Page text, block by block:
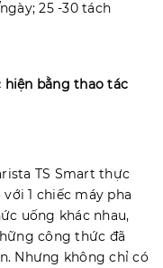
25 -30 tách
hiện bằng thao tác
TS Smart thực
1 chiếc máy pha
uống khác nhau,
công thức đã
Nhưng không chỉ có